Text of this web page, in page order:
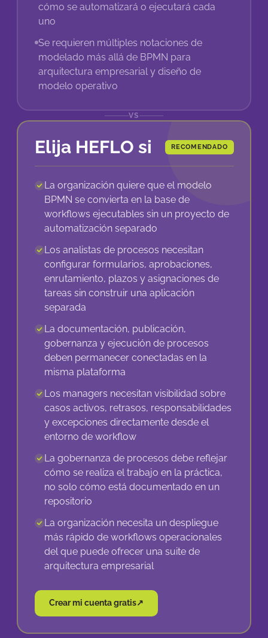
cómo se automatizará o ejecutará cada
uno
Se requieren múltiples notaciones de
modelado más allá de BPMN para
arquitectura empresarial y diseño de
modelo operativo
VS
Elija HEFLO si RECOMENDADO
La organización quiere que el modelo
BPMN se convierta en la base de
workflows ejecutables sin un proyecto de
automatización separado
Los analistas de procesos necesitan
configurar formularios, aprobaciones,
enrutamiento, plazos y asignaciones de
tareas sin construir una aplicación
separada
La documentación, publicación,
gobernanza y ejecución de procesos
deben permanecer conectadas en la
misma plataforma
Los managers necesitan visibilidad sobre
casos activos, retrasos, responsabilidades
y excepciones directamente desde el
entorno de workflow
La gobernanza de procesos debe reflejar
cómo se realiza el trabajo en la práctica,
no solo cómo está documentado en un
repositorio
La organización necesita un despliegue
más rápido de workflows operacionales
del que puede ofrecer una suite de
arquitectura empresarial
Crear mi cuenta gratis↗